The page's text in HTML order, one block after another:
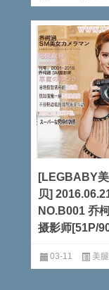
全文
[LEGBABY
贝]
NO.B001 乔
摄影师[51P/
03-11 美